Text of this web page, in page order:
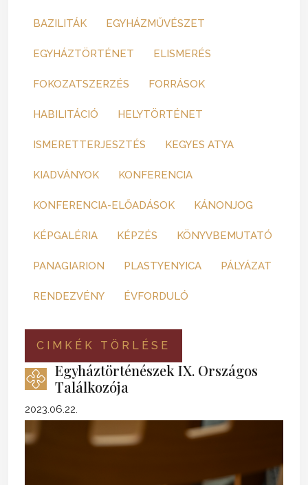
BAZILITÁK EGYHÁZMŰVÉSZET
EGYHÁZTÖRTÉNET ELISMERÉS
FOKOZATSZERZÉS FORRÁSOK
HABILITÁCIÓ HELYTÖRTÉNET
ISMERETTERJESZTÉS KEGYES ATYA
KIADVÁNYOK KONFERENCIA
KONFERENCIA-ELŐADÁSOK KÁNONJOG
KÉPGALÉRIA KÉPZÉS KÖNYVBEMUTATÓ
PANAGIARION PLASTYENYICA PÁLYÁZAT
RENDEZVÉNY ÉVFORDULÓ
CIMKÉK TÖRLÉSE
Egyháztörténészek IX. Országos
Találkozója
2023.06.22.